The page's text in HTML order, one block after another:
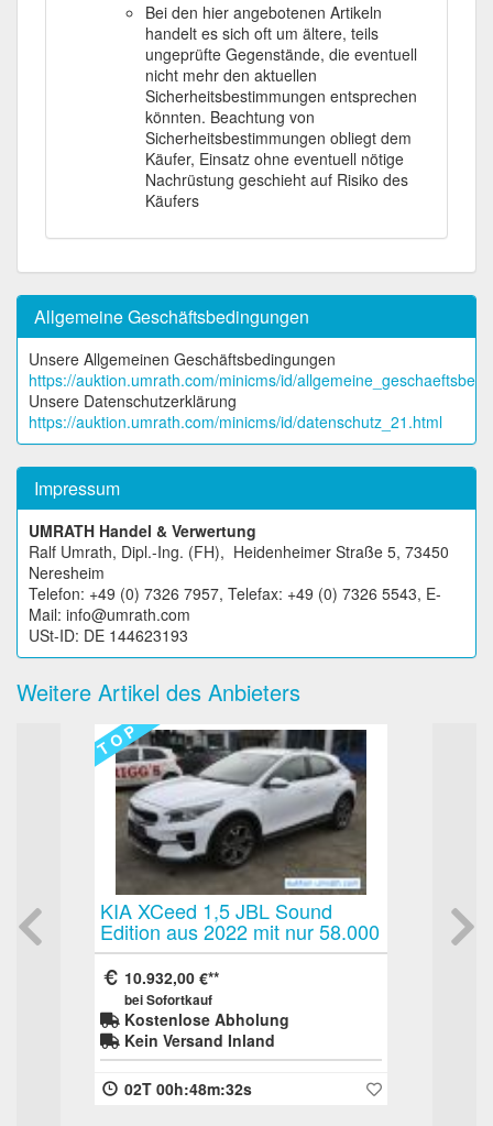
Bei den hier angebotenen Artikeln
handelt es sich oft um ältere, teils
ungeprüfte Gegenstände, die eventuell
nicht mehr den aktuellen
Sicherheitsbestimmungen entsprechen
könnten. Beachtung von
Sicherheitsbestimmungen obliegt dem
Käufer, Einsatz ohne eventuell nötige
Nachrüstung geschieht auf Risiko des
Käufers
Allgemeine Geschäftsbedingungen
Unsere Allgemeinen Geschäftsbedingungen
https://auktion.umrath.com/minicms/id/
Unsere Datenschutzerklärung
https://auktion.umrath.com/minicms/id/datenschutz_21.html
Impressum
UMRATH Handel & Verwertung
Ralf Umrath, Dipl.-Ing. (FH), Heidenheimer Straße 5, 73450
Neresheim
Telefon: +49 (0) 7326 7957, Telefax: +49 (0) 7326 5543, E-
Mail: info@umrath.com
USt-ID: DE 144623193
Weitere Artikel des Anbieters
XCeed 1,5 JBL Sound
aus 2022 mit nur 58.000
erster Hand sehr gepflegt
neu - Leasingverwertung
Kostenlose Abholung
Kein Versand Inland
02T 00h:48m:32s
T O P
LoadLok Load Lok
Stück
Sattelauflieger oder
03T 16h:39m:10s